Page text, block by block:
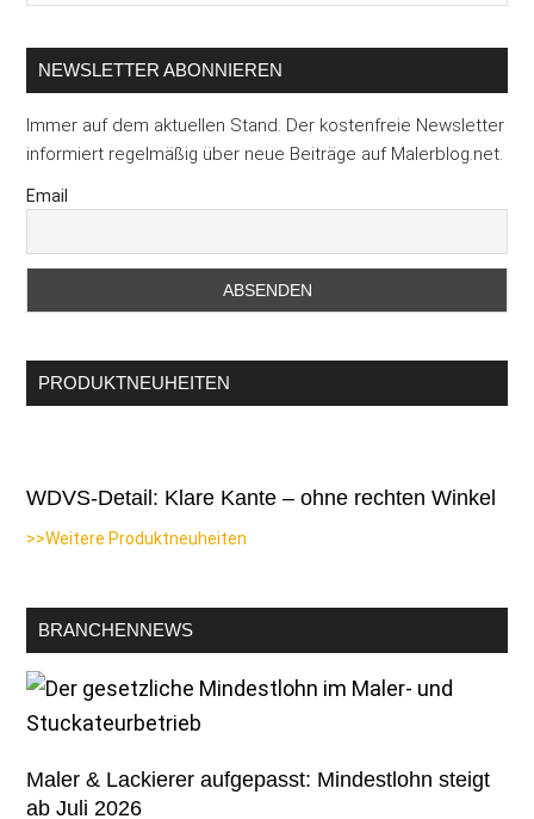
NEWSLETTER ABONNIEREN
Immer auf dem aktuellen Stand. Der kostenfreie Newsletter
informiert regelmäßig über neue Beiträge auf Malerblog.net.
Email
PRODUKTNEUHEITEN
WDVS-Detail: Klare Kante – ohne rechten Winkel
>>Weitere Produktneuheiten
BRANCHENNEWS
Maler & Lackierer aufgepasst: Mindestlohn steigt
ab Juli 2026